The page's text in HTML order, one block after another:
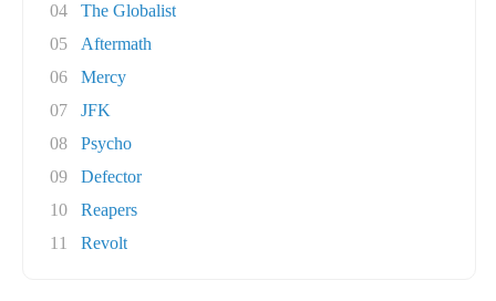
04
The Globalist
05
Aftermath
06
Mercy
07
JFK
08
Psycho
09
Defector
10
Reapers
11
Revolt